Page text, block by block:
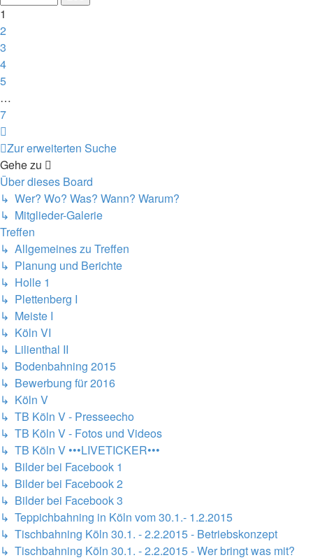
7
1
2
3
4
5
…
7
Zur erweiterten Suche
Gehe zu
Über dieses Board
↳ Wer? Wo? Was? Wann? Warum?
↳ Mitglieder-Galerie
Treffen
↳ Allgemeines zu Treffen
↳ Planung und Berichte
↳ Holle 1
↳ Plettenberg I
↳ Meiste I
↳ Köln VI
↳ Lilienthal II
↳ Bodenbahning 2015
↳ Bewerbung für 2016
↳ Köln V
↳ TB Köln V - Presseecho
↳ TB Köln V - Fotos und Videos
↳ TB Köln V •••LIVETICKER•••
↳ Bilder bei Facebook 1
↳ Bilder bei Facebook 2
↳ Bilder bei Facebook 3
↳ Teppichbahning in Köln vom 30.1.- 1.2.2015
↳ Tischbahning Köln 30.1. - 2.2.2015 - Betriebskonzept
↳ Tischbahning Köln 30.1. - 2.2.2015 - Wer bringt was mit?